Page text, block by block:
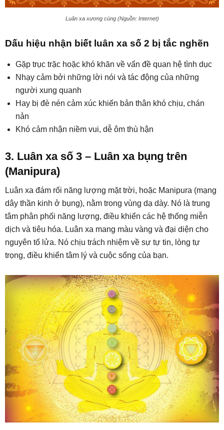
Luân xa xương cùng (Nguồn: Internet)
Dấu hiệu nhận biết luân xa số 2 bị tắc nghẽn
Gặp trục trặc hoặc khó khăn về vấn đề quan hệ tình dục
Nhạy cảm bởi những lời nói và tác động của những
người xung quanh
Hay bị đè nén cảm xúc khiến bản thân khó chịu, chán
nản
Khó cảm nhận niềm vui, dễ ôm thù hận
3. Luân xa số 3 – Luân xa bụng trên
(Manipura)
Luân xa đám rối năng lượng mặt trời, hoặc Manipura (mạng
dây thần kinh ở bụng), nằm trong vùng dạ dày. Nó là trung
tâm phân phối năng lượng, điều khiển các hệ thống miễn
dịch và tiêu hóa. Luân xa mang màu vàng và đại diện cho
nguyên tố lửa. Nó chịu trách nhiệm về sự tự tin, lòng tự
trọng, điều khiển tâm lý và cuộc sống của bạn.